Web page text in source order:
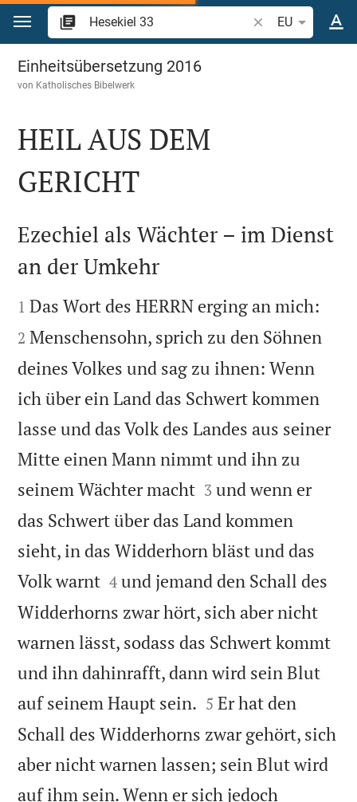
Zum Inhalt springen
Bibelstelle oder
EU
Hesekiel 33
Einheitsübersetzung 2016
von Katholisches Bibelwerk

HEIL AUS DEM
GERICHT

Ezechiel als Wächter – im Dienst
an der Umkehr

1 Das Wort des HERRN erging an mich:
2 Menschensohn, sprich zu den Söhnen
deines Volkes und sag zu ihnen: Wenn
ich über ein Land das Schwert kommen
lasse und das Volk des Landes aus seiner
Mitte einen Mann nimmt und ihn zu
seinem Wächter macht
3 und wenn er
das Schwert über das Land kommen
sieht, in das Widderhorn bläst und das
Volk warnt
4 und jemand den Schall des
Widderhorns zwar hört, sich aber nicht
warnen lässt, sodass das Schwert kommt
und ihn dahinrafft, dann wird sein Blut
auf seinem Haupt sein. 

5 Er hat den
Schall des Widderhorns zwar gehört, sich
aber nicht warnen lassen; sein Blut wird
auf ihm sein. Wenn er sich jedoch